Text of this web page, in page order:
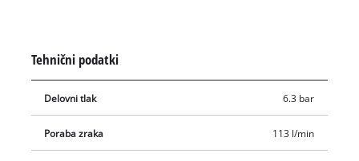
Tehnični podatki
Delovni tlak 6.3 bar
Poraba zraka 113 l/min